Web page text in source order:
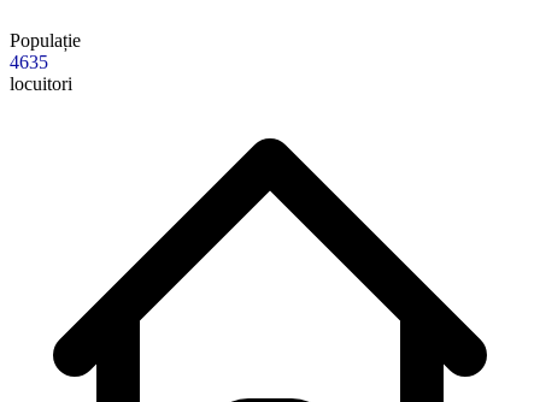
Populație
4635
locuitori